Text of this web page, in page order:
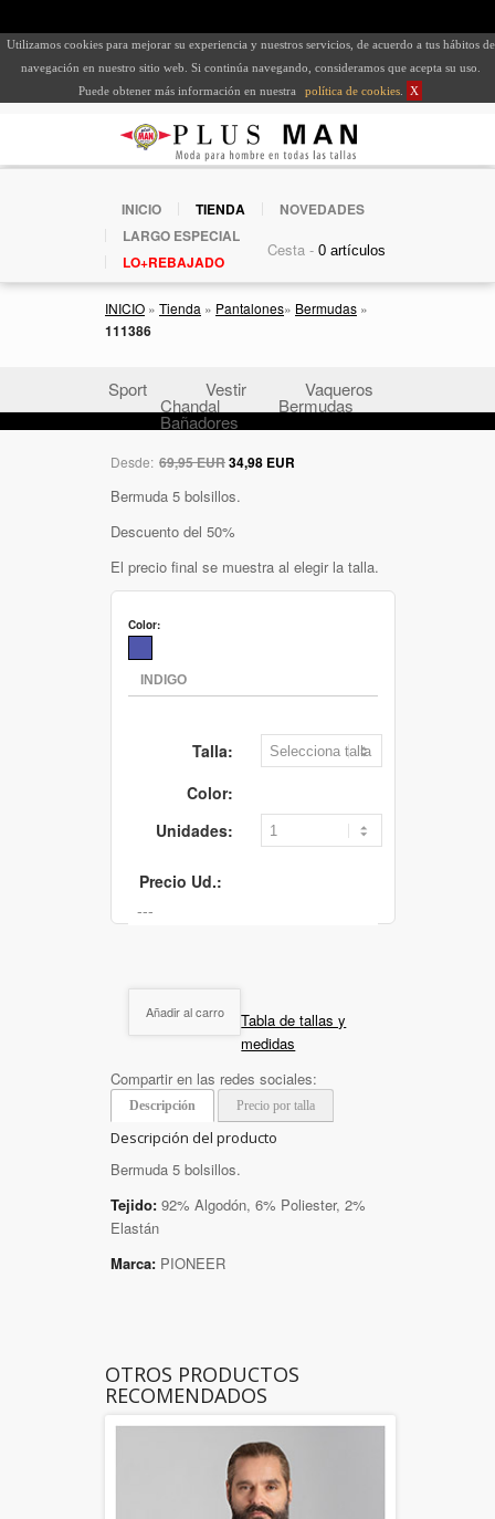
Utilizamos cookies para mejorar su experiencia y nuestros servicios, de acuerdo a tus hábitos de
navegación en nuestro sitio web. Si continúa navegando, consideramos que acepta su uso.
Puede obtener más información en nuestra
política de cookies X
INICIO TIENDA
NOVEDADES
LARGO ESPECIAL
LO+REBAJADO
Cesta -
INICIO » Tienda » Pantalones» Bermudas »
111386
Sport Vestir Vaqueros
Chandal Bermudas
Bañadores
Desde: 69,95 EUR34,98 EUR
Bermuda 5 bolsillos.
Descuento del 50%
El precio final se muestra al elegir la talla.
Color:
Talla:
Color:
Unidades:
Precio Ud.:
Añadir al carro
Tabla de tallas y
medidas
Compartir en las redes sociales:
Descripción Precio por talla
Descripción del producto
Bermuda 5 bolsillos.
Tejido: 92% Algodón, 6% Poliester, 2%
Elastán
Marca: PIONEER
OTROS PRODUCTOS
RECOMENDADOS